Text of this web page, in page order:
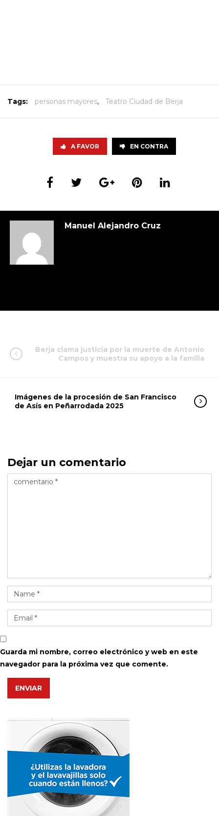
Tags: personas mayores, Teatro Ciudad de Berja
A FAVOR EN CONTRA
Manuel Alejandro Cruz
Berja clama justicia por la muerte de Antonio
Campos y muestra su apoyo a la familia
Imágenes de la procesión de San Francisco
de Asís en Peñarrodada 2025
Dejar un comentario
Guarda mi nombre, correo electrónico y web en este
navegador para la próxima vez que comente.
ENVIAR